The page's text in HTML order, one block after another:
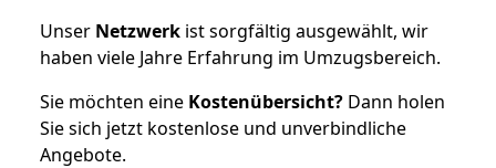
Unser Netzwerk ist sorgfältig ausgewählt, wir
haben viele Jahre Erfahrung im Umzugsbereich.
Sie möchten eine Kostenübersicht? Dann holen
Sie sich jetzt kostenlose und unverbindliche
Angebote.